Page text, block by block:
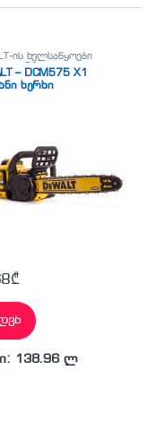
ის ხელსაწყოები
– DCM575 X1
ხერხი
₾
138.96 ლ